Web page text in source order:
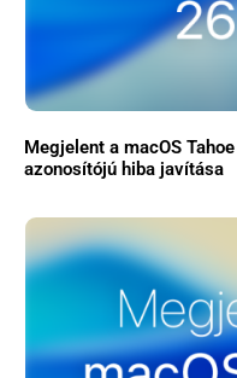
Megjelent a macOS
azonosítójú hiba javítása